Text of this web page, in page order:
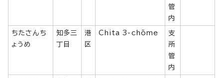
管
内
ちたさんち
ょうめ
知多三
丁目
港
区
Chita 3-chōme
支
所
管
内